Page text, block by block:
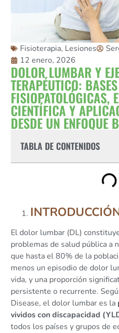
Fisioterapia, Lesiones
12 enero, 2026
DOLOR LUMBAR Y
TERAPÉUTICO: BASES
FISIOPATOLÓGICAS,
CIENTÍFICA Y
DESDE UN ENFOQUE
TABLA DE CONTENIDOS
El dolor lumbar (DL)
problemas de salud pública a
que hasta el 80% de la
menos un episodio de dolor
vida, y una proporción
persistente o recurrente.
Disease, el dolor lumbar es la
vividos con discapacidad
todos los países y grupos de